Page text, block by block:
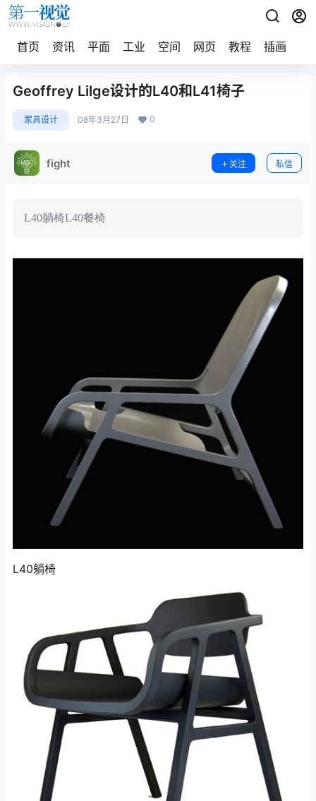
首页 资讯 平面 工业 空间 网页 教程 插画
Geoffrey Lilge设计的L40和L41椅子
家具设计 08年3月27日 0
fight 关注 私信
L40躺椅L40餐椅
L40躺椅